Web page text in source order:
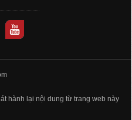
hành lại nội dung từ trang web này